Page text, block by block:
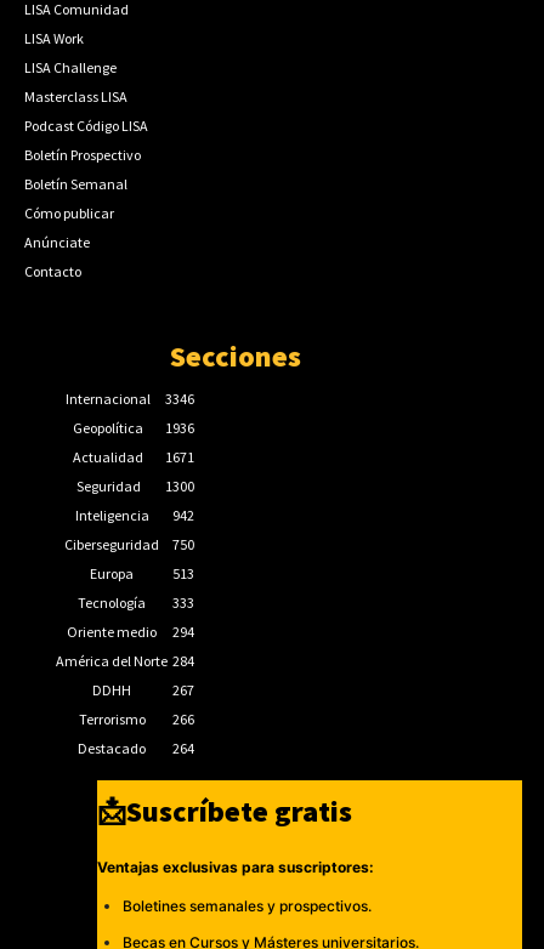
LISA Comunidad
LISA Work
LISA Challenge
Masterclass LISA
Podcast Código LISA
Boletín Prospectivo
Boletín Semanal
Cómo publicar
Anúnciate
Contacto
Secciones
Internacional
3346
Geopolítica
1936
Actualidad
1671
Seguridad
1300
Inteligencia
942
Ciberseguridad
750
Europa
513
Tecnología
333
Oriente medio
294
América del Norte 284
DDHH
267
Terrorismo
266
Destacado
264
📩Suscríbete gratis
Ventajas exclusivas para suscriptores:
Boletines semanales y prospectivos.
Becas en Cursos y Másteres universitarios.